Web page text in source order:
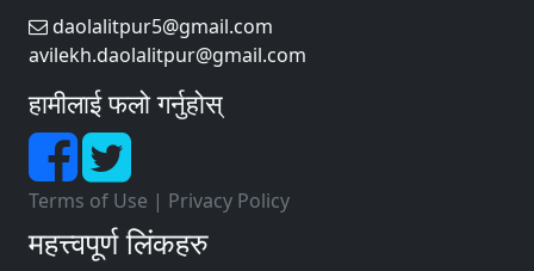
daolalitpur5@gmail.com
avilekh.daolalitpur@gmail.com
हामीलाई फलो गर्नुहोस्
Terms of Use | Privacy Policy
महत्त्वपूर्ण लिंकहरु